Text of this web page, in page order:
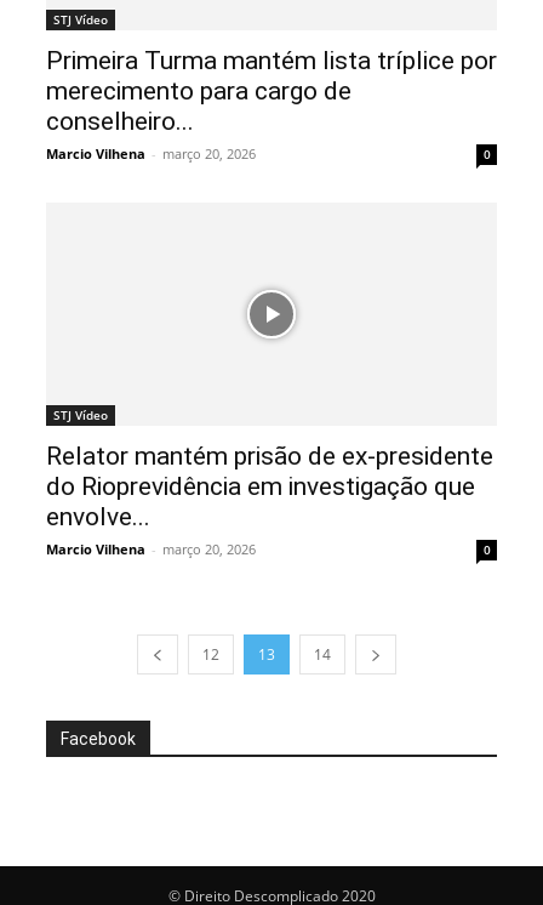
STJ Vídeo
Primeira Turma mantém lista tríplice por
merecimento para cargo de
conselheiro...
Marcio Vilhena - março 20, 2026 0
STJ Vídeo
Relator mantém prisão de ex-presidente
do Rioprevidência em investigação que
envolve...
Marcio Vilhena - março 20, 2026 0
12 13 14
Facebook
© Direito Descomplicado 2020